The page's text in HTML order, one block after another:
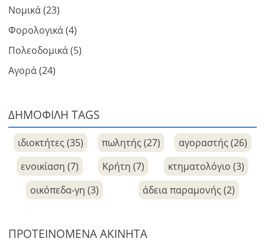
Νομικά (23)
Φορολογικά (4)
Πολεοδομικά (5)
Αγορά (24)
ΔΗΜΟΦΙΛΗ TAGS
ιδιοκτήτες (35) πωλητής (27)
αγοραστής (26)
ενοικίαση (7)
Κρήτη (7)
κτηματολόγιο (3)
οικόπεδα-γη (3)
άδεια παραμονής (2)
ΠΡΟΤΕΙΝΌΜΕΝΑ ΑΚΊΝΗΤΑ